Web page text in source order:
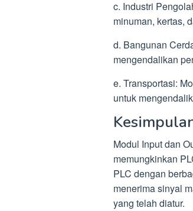
c. Industri
minuman, kertas,
d. Bangunan
mengendalikan
e. Transportasi:
untuk
Modul Input dan
memungkinkan
PLC dengan
menerima sinyal
yang telah diatur.